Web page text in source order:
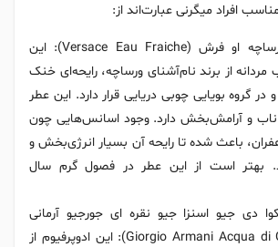
افراد میگرنی عبارت‌اند از:
ادوتولیت ورساچه او فرش (Versace Eau Fraiche): این
مردانه از برند نام‌آشنای ورساچه، رایحه‌ای خنک
در گروه بویایی چوبی دریایی قرار دارد. این عطر
ناب و آرامش‌بخش دارد. وجود اسانس‌هایی چون
باعث شده تا رایحه آن بسیار انرژی‌بخش و
بهتر است از این عطر در فصول گرم سال
دی جیو اسنزا جیو نقره ای جورجیو آرمانی
(Giorgio Armani Acqua di Gio Essenza): این ادوپرفیوم از